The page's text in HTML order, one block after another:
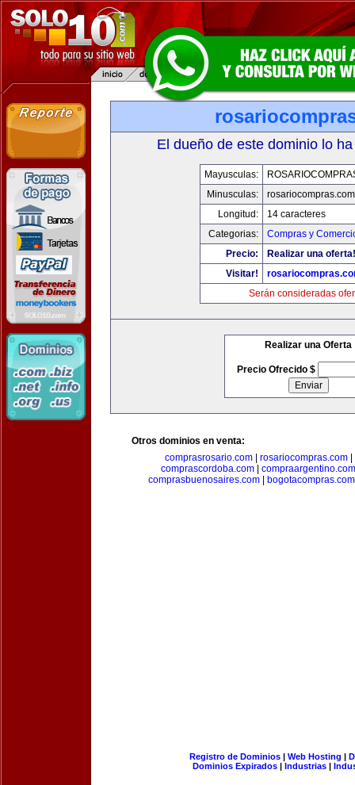
El dueño de este dominio lo
Mayusculas:
Minusculas:
rosariocompras.com
Longitud:
14 caracteres
Categorias:
Compras y
Precio:
Realizar una oferta!
Visitar!
Serán consideradas
Realizar una Oferta
Precio Ofrecido $
Otros dominios en venta:
comprasrosario.com
rosariocompras.com
comprascordoba.com
compraargentino.com
comprasbuenosaires.com
bogotacompras.com
Registro de Dominios| Web Hosting |
Dominios Expirados | Industrias |